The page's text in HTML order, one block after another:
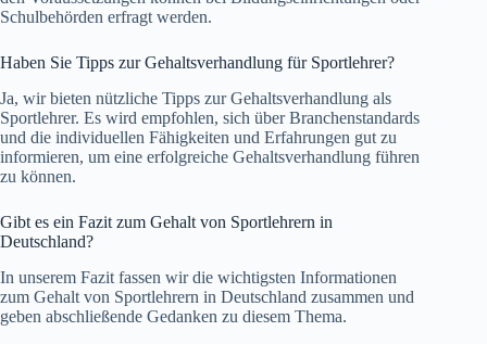
Schulbehörden erfragt werden.
Haben Sie Tipps zur Gehaltsverhandlung für Sportlehrer?
Ja, wir bieten nützliche Tipps zur Gehaltsverhandlung als
Sportlehrer. Es wird empfohlen, sich über Branchenstandards
und die individuellen Fähigkeiten und Erfahrungen gut zu
informieren, um eine erfolgreiche Gehaltsverhandlung führen
zu können.
Gibt es ein Fazit zum Gehalt von Sportlehrern in
Deutschland?
In unserem Fazit fassen wir die wichtigsten Informationen
zum Gehalt von Sportlehrern in Deutschland zusammen und
geben abschließende Gedanken zu diesem Thema.